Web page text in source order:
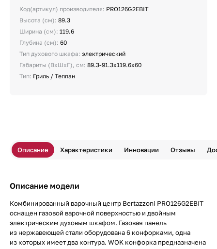
Код(артикул) производителя: PRO126G2EBIT
Высота (см): 89.3
Ширина (см): 119.6
Глубина (см): 60
Тип духового шкафа: электрический
Габариты (ВхШхГ), см: 89.3-91.3х119.6х60
Тип: Гриль / Теппан
Описание Характеристики Инновации Отзывы
Описание модели
Комбинированный варочный центр Bertazzoni PRO126G2EBIT
оснащен газовой варочной поверхностью и двойным
электрическим духовым шкафом. Газовая панель
из нержавеющей стали оборудована 6 конфорками, одна
из которых имеет два контура. WOK конфорка предназначена